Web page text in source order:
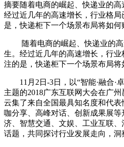
摘要随着电商的崛起、快递业的高
经过近几年的高速增长，行业格
是，快递柜下一个场景布局将如何
随着电商的崛起、快递业的高
生。经过近几年的高速增长，行
注的是，快递柜下一个场景布局将
11月2日-3日，以“智能·融合·
主题的2018广东互联网大会在广
云集了来自全国最具知名度和代
咖分享、高峰对话、创新成果展
济、智慧交通、文娱、工业互联
话题，共同探讨行业发展走向，洞